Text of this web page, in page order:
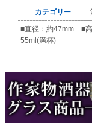
カテゴリー
■直径：約47mm ■
55ml(満杯)